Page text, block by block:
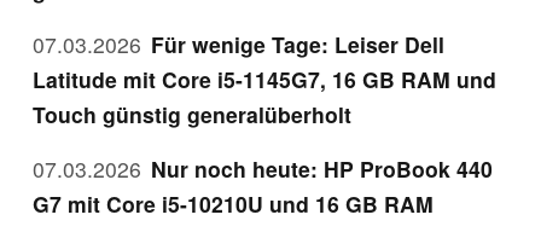
07.03.2026 Für wenige Tage: Leiser Dell
Latitude mit Core i5-1145G7, 16 GB RAM und
Touch günstig generalüberholt
07.03.2026 Nur noch heute: HP ProBook 440
G7 mit Core i5-10210U und 16 GB RAM